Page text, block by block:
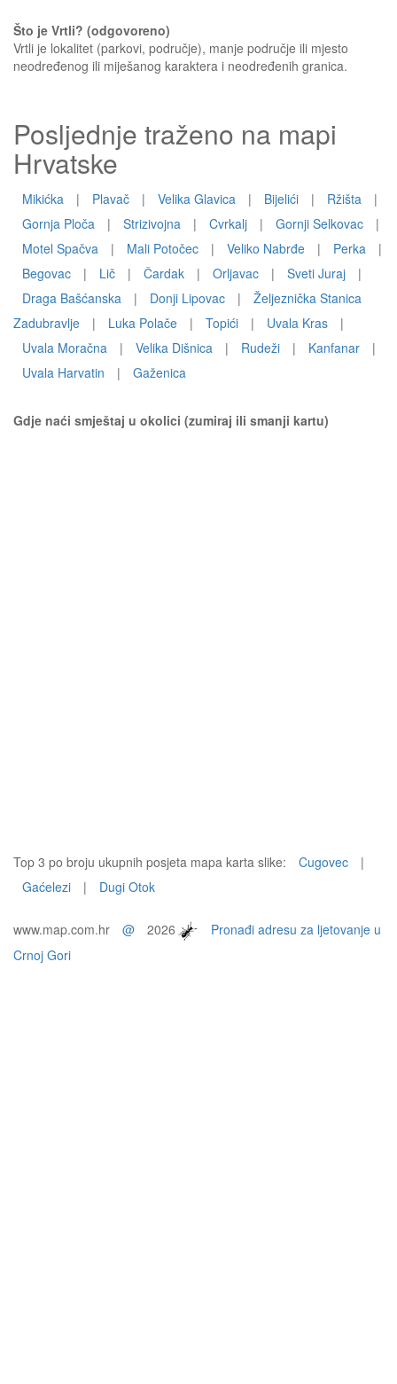
Što je Vrtli? (odgovoreno)
Vrtli je lokalitet (parkovi, područje), manje područje ili mjesto
neodređenog ili miješanog karaktera i neodređenih granica.
Posljednje traženo na mapi
Hrvatske
Mikićka | Plavač | Velika Glavica | Bijelići | Ržišta
|
Gornja Ploča
| Strizivojna | Cvrkalj | Gornji Selkovac
|
Motel Spačva
| Mali Potočec | Veliko Nabrđe | Perka
|
Begovac
| Lič | Čardak | Orljavac | Sveti Juraj
|
Draga Bašćanska
| Donji Lipovac |
Željeznička Stanica
Zadubravlje
| Luka Polače | Topići | Uvala Kras
|
Uvala Moračna
| Velika Dišnica | Rudeži | Kanfanar
|
Uvala Harvatin
| Gaženica
Gdje naći smještaj u okolici (zumiraj ili smanji kartu)
Top 3 po broju ukupnih posjeta mapa karta slike: Cugovec
|
Gaćelezi
| Dugi Otok
www.map.com.hr @ 2026
Pronađi adresu za ljetovanje u
Crnoj Gori